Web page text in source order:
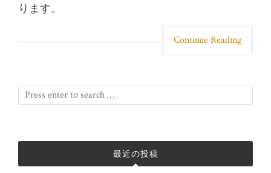
ります。
Continue Reading
最近の投稿